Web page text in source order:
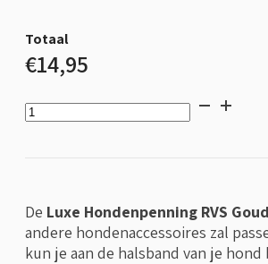
Totaal
€14,95
Luxe
Hondenpenning
De Luxe Hondenpenning RVS Goud
andere hondenaccessoires zal
kun je aan de halsband van je hond